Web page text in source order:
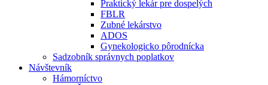
Praktický lekár pre dospelých
FBLR
Zubné lekárstvo
ADOS
Gynekologicko pôrodnícka
Sadzobník správnych poplatkov
Návštevník
Hámorníctvo